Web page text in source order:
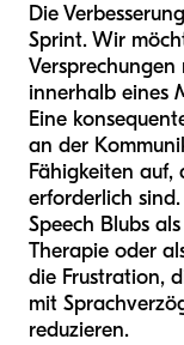
Die
Sprint. Wir
innerhalb eines
Eine
an der
Fähigkeiten auf,
erforderlich
Speech Blubs
Therapie oder
die Frustration,
mit
reduzieren.